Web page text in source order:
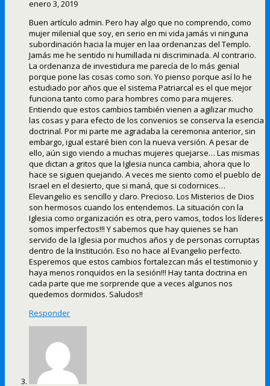
enero 3, 2019
Buen artículo admin. Pero hay algo que no comprendo, como
mujer milenial que soy, en serio en mi vida jamás vi ninguna
subordinación hacia la mujer en laa ordenanzas del Templo.
Jamás me he sentido ni humillada ni discriminada. Al contrario.
La ordenanza de investidura me parecía de lo más genial
porque pone las cosas como son. Yo pienso porque así lo he
estudiado por años que el sistema Patriarcal es el que mejor
funciona tanto como para hombres como para mujeres.
Entiendo que estos cambios también vienen a agilizar mucho
las cosas y para efecto de los convenios se conserva la esencia
doctrinal. Por mi parte me agradaba la ceremonia anterior, sin
embargo, igual estaré bien con la nueva versión. A pesar de
ello, aún sigo viendo a muchas mujeres quejarse… Las mismas
que dictan a gritos que la Iglesia nunca cambia, ahora que lo
hace se siguen quejando. A veces me siento como el pueblo de
Israel en el desierto, que si maná, que si codornices…
Elevangelio es sencillo y claro. Precioso. Los Misterios de Dios
son hermosos cuando los entendemos. La situación con la
Iglesia como organización es otra, pero vamos, todos los líderes
somos imperfectos!!! Y sabemos que hay quienes se han
servido de la Iglesia por muchos años y de personas corruptas
dentro de la Institución. Eso no hace al Evangelio perfecto.
Esperemos que estos cambios fortalezcan más el testimonio y
haya menos ronquidos en la sesión!!! Hay tanta doctrina en
cada parte que me sorprende que a veces algunos nos
quedemos dormidos. Saludos!!
Responder